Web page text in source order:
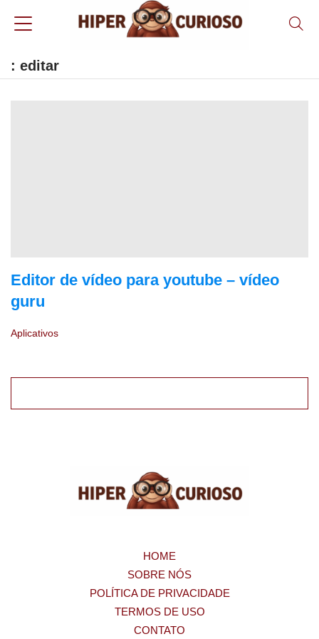
: editar
Editor de vídeo para youtube – vídeo
guru
Aplicativos
HOME
SOBRE NÓS
POLÍTICA DE PRIVACIDADE
TERMOS DE USO
CONTATO